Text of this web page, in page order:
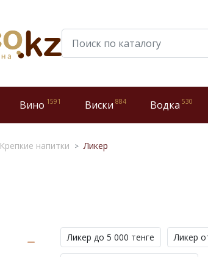
Вино 1591 Виски 884 Водка 530
Крепкие напитки Ликер
Ликер до 5 000 тенге Ликер